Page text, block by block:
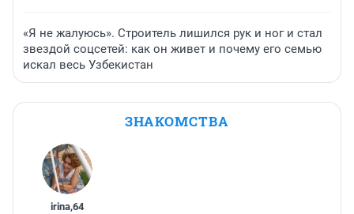
«Я не жалуюсь». Строитель лишился рук и ног и стал
звездой соцсетей: как он живет и почему его семью
искал весь Узбекистан
ЗНАКОМСТВА
irina,64